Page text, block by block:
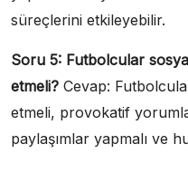
süreçlerini etkileyebilir.
Soru 5: Futbolcular
etmeli? Cevap:
etmeli, provokatif
paylaşımlar yapmalı ve